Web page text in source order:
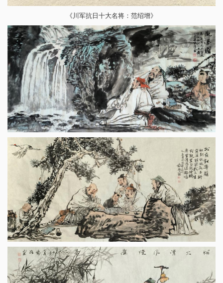
《川军抗日十大名将：范绍增》